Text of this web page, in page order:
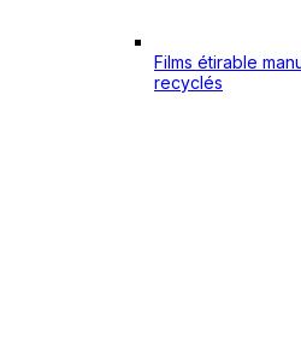
Films étirable
recyclés